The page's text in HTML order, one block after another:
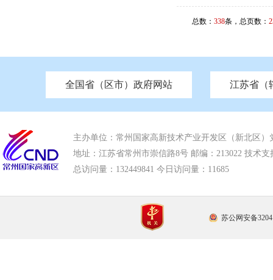
总数： 338条，总页数：
全国省（区市）政府网站
北京 天津 重庆 河南 河北 山西
江苏省（
中国江苏 南京市政府 苏州市政府 无锡
市发改委 市工信局 市教育局 市科技局 市
市应急管理局 市审计局 市外事办 市生态
主办单位：常州国家高新技术产业开发区（新北区）
地址：江苏省常州市崇信路8号 邮编：213022 技术支
总访问量： 132449841 今日访问量： 11685
苏公网安备